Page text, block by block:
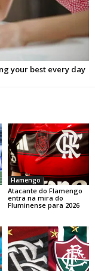
Flamengo
Atacante do Flamengo
entra na mira do
Fluminense para 2026